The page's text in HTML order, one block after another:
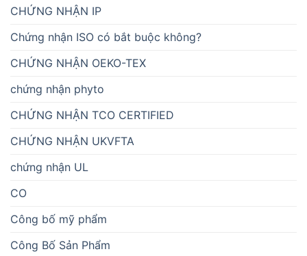
CHỨNG NHẬN IP
Chứng nhận ISO có bắt buộc không?
CHỨNG NHẬN OEKO-TEX
chứng nhận phyto
CHỨNG NHẬN TCO CERTIFIED
CHỨNG NHẬN UKVFTA
chứng nhận UL
CO
Công bố mỹ phẩm
Công Bố Sản Phẩm